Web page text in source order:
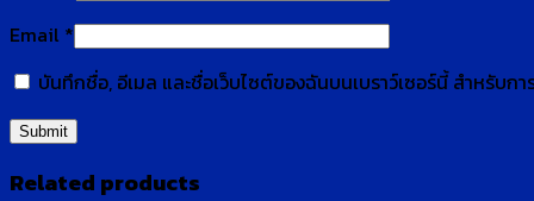
Email *
บันทึกชื่อ, อีเมล และชื่อเว็บไซต์ของฉันบนเบราว์เซอร์นี้ สำหรับก
Related products